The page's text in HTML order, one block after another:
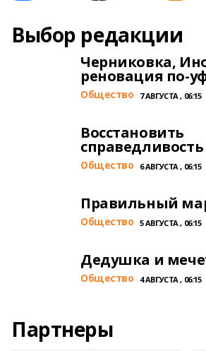
Выбор редакции
Черниковка,
реновация по-
Общество 7 АВГУСТА , 06:15
Восстановить
справедливость
Общество 6 АВГУСТА , 06:15
Правильный
Общество 5 АВГУСТА , 06:15
Дедушка и
Общество 4 АВГУСТА , 06:15
Партнеры